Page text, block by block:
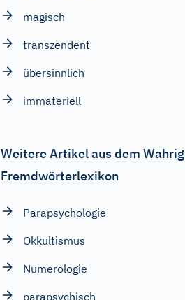
magisch
transzendent
übersinnlich
immateriell
Weitere Artikel aus dem Wahrig
Fremdwörterlexikon
Parapsychologie
Okkultismus
Numerologie
parapsychisch